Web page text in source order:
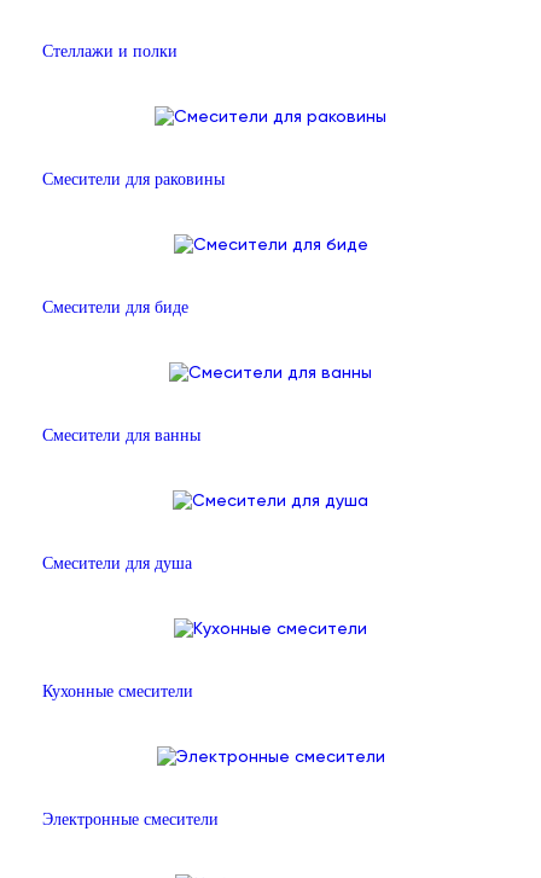
Стеллажи и полки
Смесители для раковины
Смесители для биде
Смесители для ванны
Смесители для душа
Кухонные смесители
Электронные смесители